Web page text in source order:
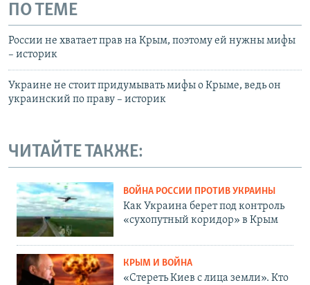
ПО ТЕМЕ
России не хватает прав на Крым, поэтому ей нужны мифы
– историк
Украине не стоит придумывать мифы о Крыме, ведь он
украинский по праву – историк
ЧИТАЙТЕ ТАКЖЕ:
ВОЙНА РОССИИ ПРОТИВ УКРАИНЫ
Как Украина берет под контроль
«сухопутный коридор» в Крым
КРЫМ И ВОЙНА
«Стереть Киев с лица земли». Кто